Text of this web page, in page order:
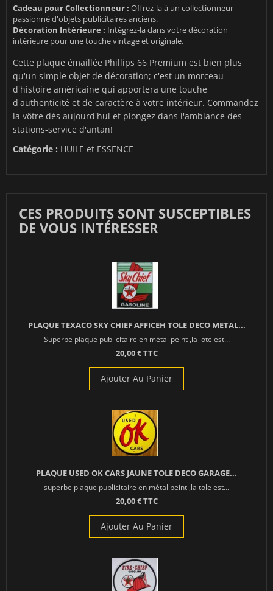
Cadeau pour Collectionneur : Offrez-la à un collectionneur
passionné d'objets publicitaires anciens.
Décoration Intérieure : Intégrez-la dans votre décoration
intérieure pour une touche vintage et originale.
Cette plaque émaillée Phillips 66 Premium est bien plus
qu'un simple objet de décoration; c'est un morceau
d'histoire américaine qui apportera une touche
d'authenticité et de caractère à votre intérieur. Commandez
la vôtre dès aujourd'hui et plongez dans l'ambiance des
stations-service d'antan!
Catégorie : HUILE et ESSENCE
CES PRODUITS SONT SUSCEPTIBLES
DE VOUS INTÉRESSER
PLAQUE TEXACO SKY CHIEF AFFICEH TOLE DECO METAL...
Superbe plaque publicitaire en métal peint ,la lote est...
20,00 € TTC
Ajouter Au Panier
PLAQUE USED OK CARS JAUNE TOLE DECO GARAGE...
superbe plaque publicitaire en métal peint ,la tole est...
20,00 € TTC
Ajouter Au Panier